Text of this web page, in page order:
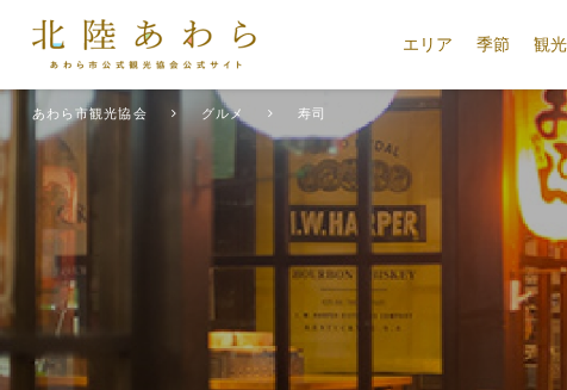
エリア 季節 観
あわら市観光協会 グルメ 寿司